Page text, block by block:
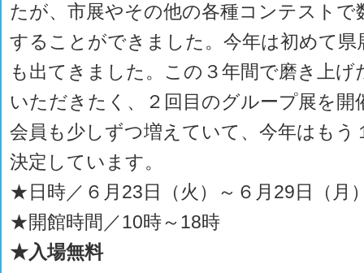
たが、市展やその他の各種コンテストで
することができました。今年は初めて県
も出てきました。この３年間で磨き上げ
いただきたく、２回目のグループ展を開
会員も少しずつ増えていて、今年はもう
決定しています。
★日時／６月23日（火）～６月29日（月
★開館時間／10時～18時
★入場無料